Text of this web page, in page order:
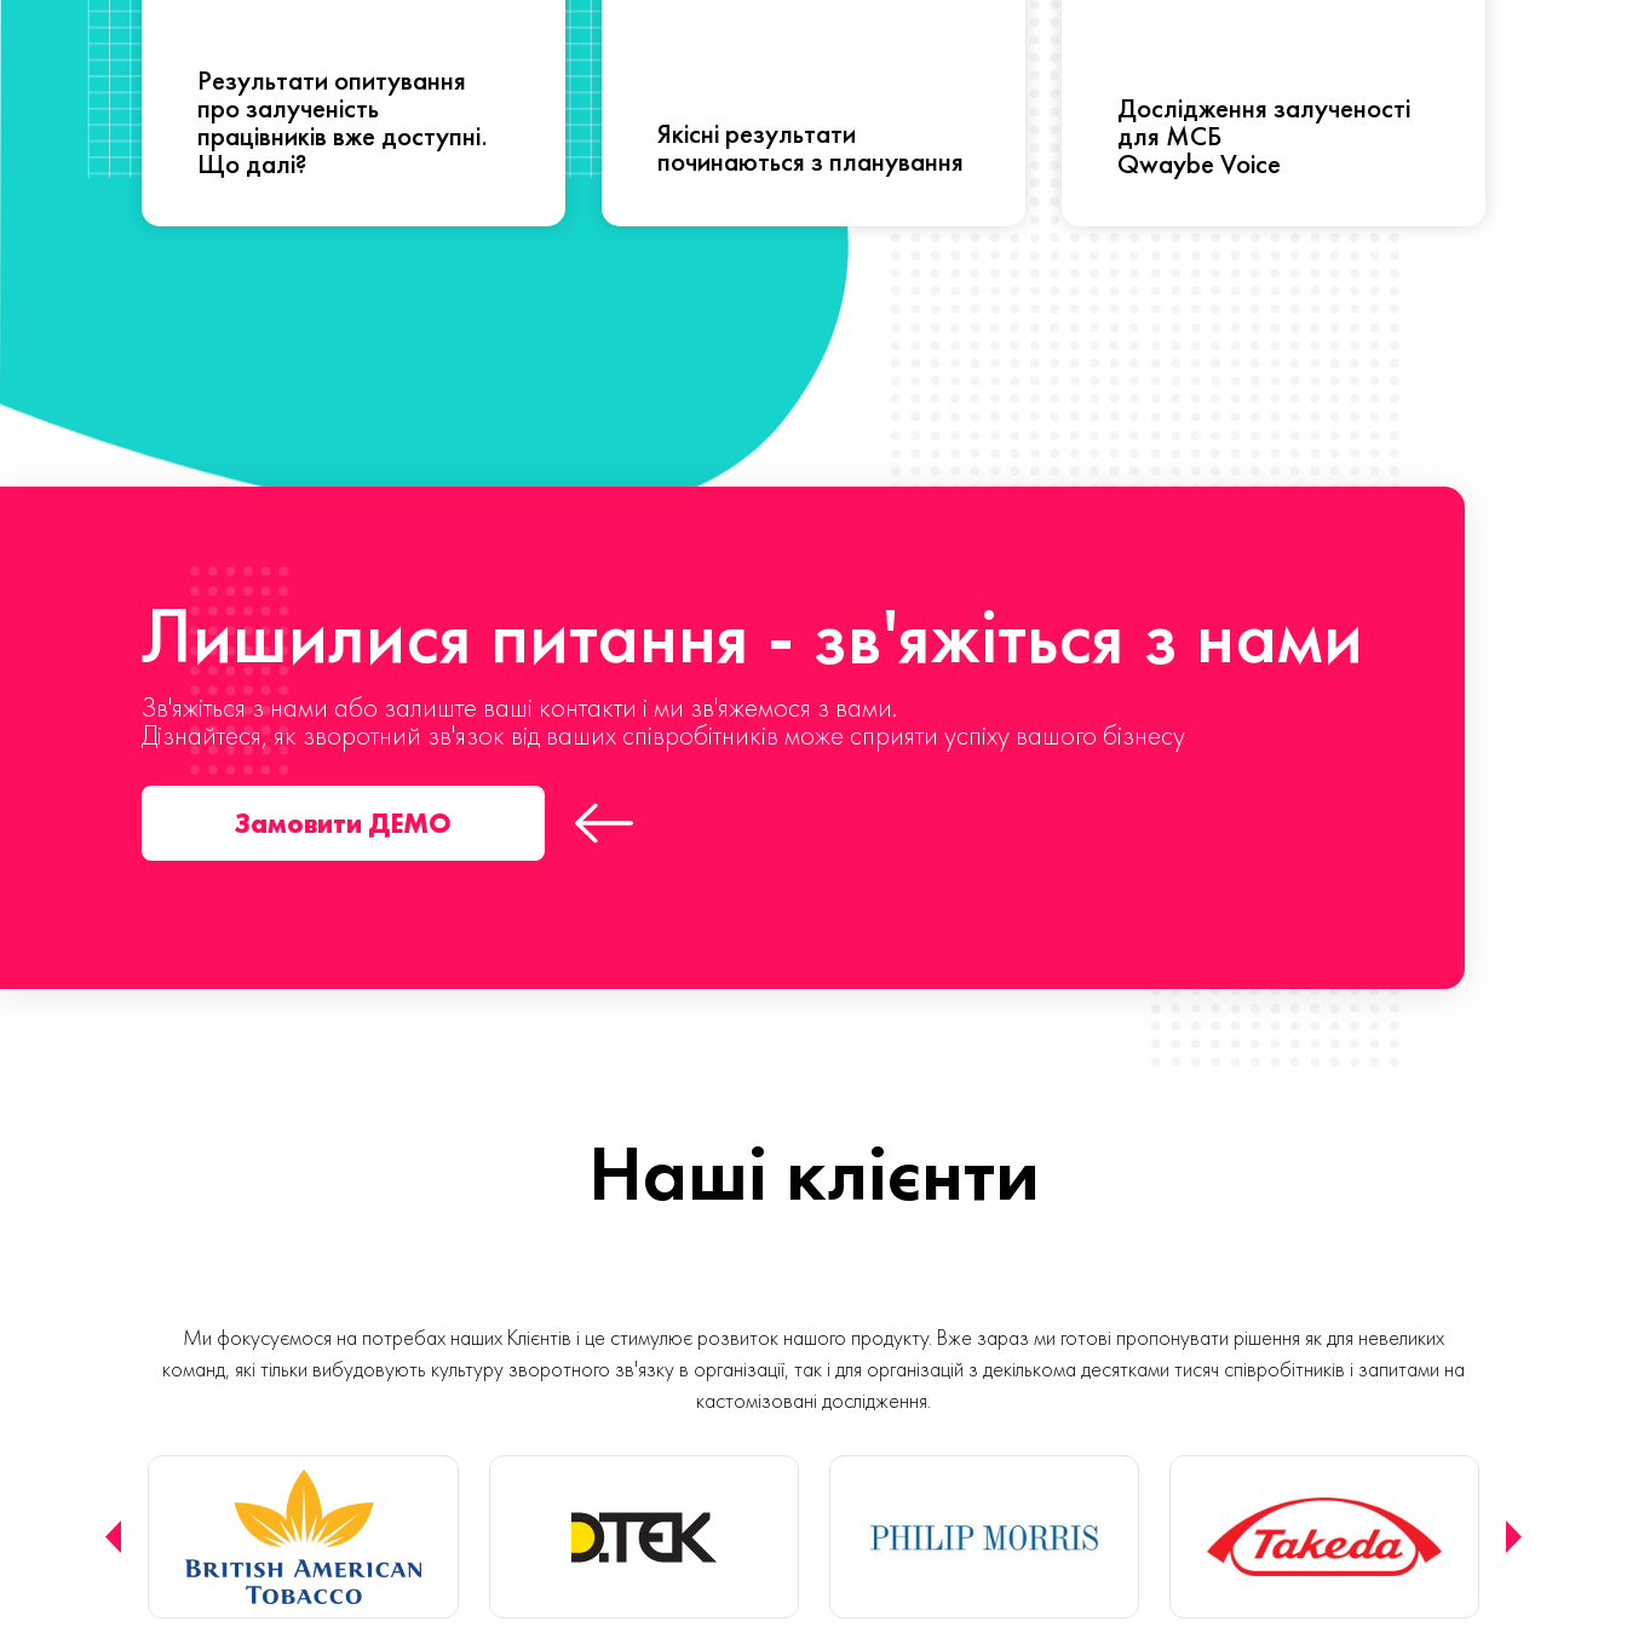
Результати опитування
про залученість
працівників вже доступні.
Що далі?
Якісні результати
починаються з планування
Дослідження залученості
для МСБ
Qwaybe Voice
Лишилися питання - зв'яжіться з нами
Зв'яжіться з нами або залиште ваші контакти і ми зв'яжемося з вами.
Дізнайтеся, як зворотний зв'язок від ваших співробітників може сприяти успіху вашого бізнесу
Замовити ДЕМО
Наші клієнти
Ми фокусуємося на потребах наших Клієнтів і це стимулює розвиток нашого продукту. Вже зараз ми готові пропонувати рішення як для невеликих
команд, які тільки вибудовують культуру зворотного зв'язку в організації, так і для організацій з декількома десятками тисяч співробітників і запитами на
кастомізовані дослідження.